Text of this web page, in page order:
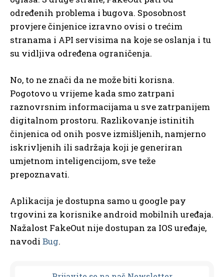
određenih problema i bugova. Sposobnost
provjere činjenice izravno ovisi o trećim
stranama i API servisima na koje se oslanja i tu
su vidljiva određena ograničenja.
No, to ne znači da ne može biti korisna.
Pogotovo u vrijeme kada smo zatrpani
raznovrsnim informacijama u sve zatrpanijem
digitalnom prostoru. Razlikovanje istinitih
činjenica od onih posve izmišljenih, namjerno
iskrivljenih ili sadržaja koji je generiran
umjetnom inteligencijom, sve teže
prepoznavati.
Aplikacija je dostupna samo u google pay
trgovini za korisnike android mobilnih uređaja.
Nažalost FakeOut nije dostupan za IOS uređaje,
navodi Bug.